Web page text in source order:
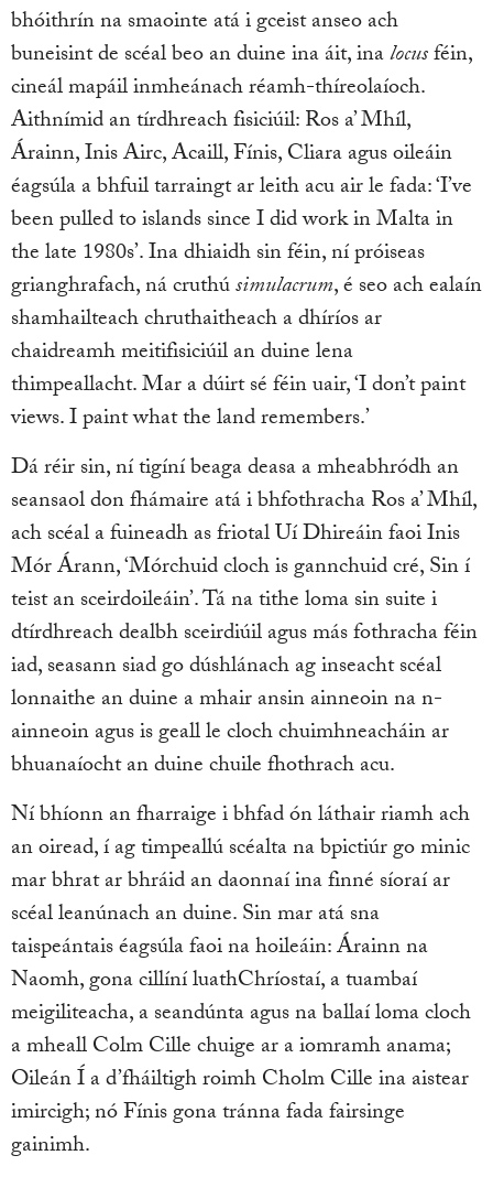
bhóithrín na smaointe atá i gceist anseo ach
buneisint de scéal beo an duine ina áit, inalocusféin,
cineál mapáil inmheánach réamh-thíreolaíoch.
Aithnímid an tírdhreach fisiciúil: Ros a’ Mhíl,
Árainn, Inis Airc, Acaill, Fínis, Cliara agus oileáin
éagsúla a bhfuil tarraingt ar leith acu air le fada: ‘I’ve
been pulled to islands since I did work in Malta in
the late 1980s’. Ina dhiaidh sin féin, ní próiseas
grianghrafach, ná cruthúsimulacrum, é seo ach ealaín
shamhailteach chruthaitheach a dhíríos ar
chaidreamh meitifisiciúil an duine lena
thimpeallacht. Mar a dúirt sé féin uair, ‘I don’t paint
views. I paint what the land remembers.’
Dá réir sin, ní tigíní beaga deasa a mheabhródh an
seansaol don fhámaire atá i bhfothracha Ros a’ Mhíl,
ach scéal a fuineadh as friotal Uí Dhireáin faoi Inis
Mór Árann, ‘Mórchuid cloch is gannchuid cré, Sin í
teist an sceirdoileáin’. Tá na tithe loma sin suite i
dtírdhreach dealbh sceirdiúil agus más fothracha féin
iad, seasann siad go dúshlánach ag inseacht scéal
lonnaithe an duine a mhair ansin ainneoin na n-
ainneoin agus is geall le cloch chuimhneacháin ar
bhuanaíocht an duine chuile fhothrach acu.
Ní bhíonn an fharraige i bhfad ón láthair riamh ach
an oiread, í ag timpeallú scéalta na bpictiúr go minic
mar bhrat ar bhráid an daonnaí ina finné síoraí ar
scéal leanúnach an duine. Sin mar atá sna
taispeántais éagsúla faoi na hoileáin: Árainn na
Naomh, gona cillíní luathChríostaí, a tuambaí
meigiliteacha, a seandúnta agus na ballaí loma cloch
a mheall Colm Cille chuige ar a iomramh anama;
Oileán Í a d’fháiltigh roimh Cholm Cille ina aistear
imircigh; nó Fínis gona tránna fada fairsinge
gainimh.